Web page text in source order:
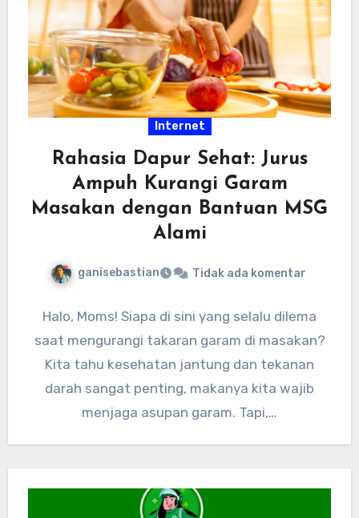
Internet
Rahasia Dapur Sehat: Jurus
Ampuh Kurangi Garam
Masakan dengan Bantuan MSG
Alami
ganisebastian Tidak ada komentar
Halo, Moms! Siapa di sini yang selalu dilema
saat mengurangi takaran garam di masakan?
Kita tahu kesehatan jantung dan tekanan
darah sangat penting, makanya kita wajib
menjaga asupan garam. Tapi,…